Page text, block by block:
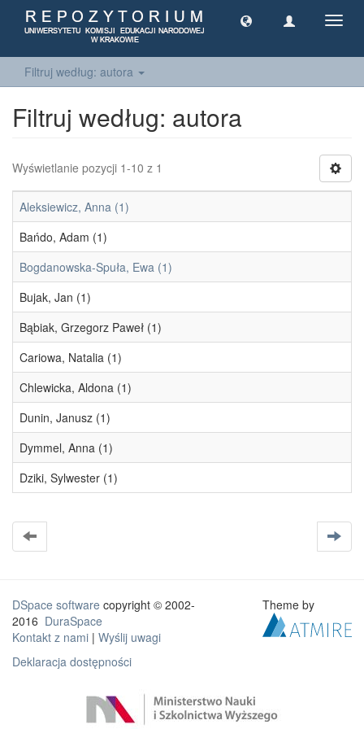
Filtruj według: autora
Filtruj według: autora
Wyświetlanie pozycji 1-10 z 1
Aleksiewicz, Anna (1)
Bańdo, Adam (1)
Bogdanowska-Spuła, Ewa (1)
Bujak, Jan (1)
Bąbiak, Grzegorz Paweł (1)
Cariowa, Natalia (1)
Chlewicka, Aldona (1)
Dunin, Janusz (1)
Dymmel, Anna (1)
Dziki, Sylwester (1)
DSpace software copyright © 2002-
2016 DuraSpace
Kontakt z nami | Wyślij uwagi
Deklaracja dostępności
Theme by